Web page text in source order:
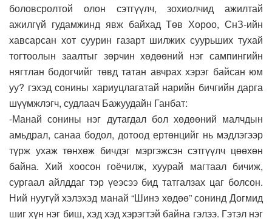
боловсролтой олон сэтгүүлч, зохиолчид ажилтай
ажилгүй гудамжинд явж байхад Төв Хороо, СнЗ-ийн
хавсарсан хот суурин газарт шилжих суурьших тухай
тогтоолын заалтыг зөрчин хөдөөний нэг сампингийн
нягтлан бодогчийг төвд татан авчрах хэрэг байсан юм
уу? гэхэд сонины хариуцлагатай нарийн бичгийн дарга
шүүмжлэгч, судлаач Бажуудайн Ганбат:
-Манай сонины нэг дутагдал бол хөдөөний малчдын
амьдрал, санаа бодол, дотоод ертөнцийг нь мэдлэгээр
түрж ухаж төнхөж бичдэг мэргэжсэн сэтгүүлч цөөхөн
байна. Хий хоосон гоёчилж, хуурай магтаал бичиж,
сургаал айлддаг тэр үеэсээ бид татгалзах цаг болсон.
Ний нуугүй хэлэхэд манай “Шинэ хөдөө” сонинд Догмид
шиг хүн нэг биш, хэд хэд хэрэгтэй байна гэлээ. Гэтэл нэг